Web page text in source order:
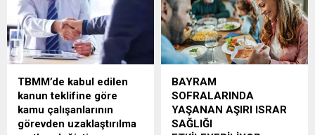
TBMM’de kabul edilen
kanun teklifine göre
kamu çalışanlarının
görevden uzaklaştırılma
BAYRAM
SOFRALARINDA
YAŞANAN AŞIRI ISRAR
SAĞLIĞI